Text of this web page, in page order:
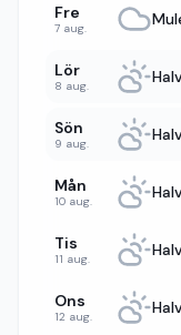
Fre
7 aug.
Lör
8 aug.
Sön
9 aug.
Mån
10 aug.
Tis
11 aug.
Ons
12 aug.